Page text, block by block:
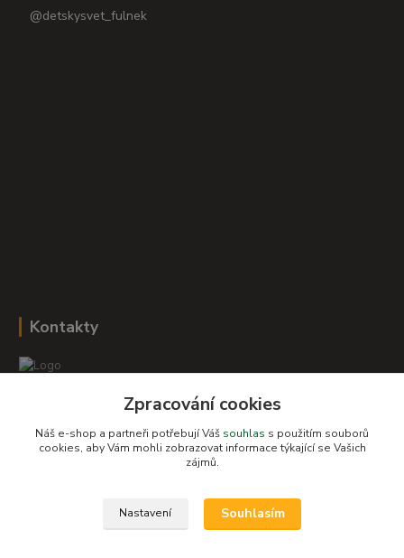
@detskysvet_fulnek
Kontakty
+420 604 278 943
obchod-detskysvet@seznam.cz
Zpracování cookies
Náš e-shop a partneři potřebují Váš souhlas s použitím souborů
cookies, aby Vám mohli zobrazovat informace týkající se Vašich
zájmů.
Nastavení Souhlasím